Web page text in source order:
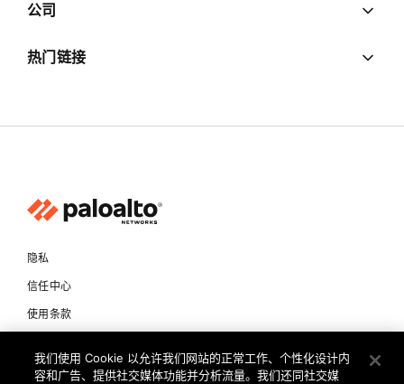
公司
热门链接
隐私
信任中心
使用条款
我们使用 Cookie 以允许我们网站的正常工作、个性化设计内
容和广告、提供社交媒体功能并分析流量。我们还同社交媒